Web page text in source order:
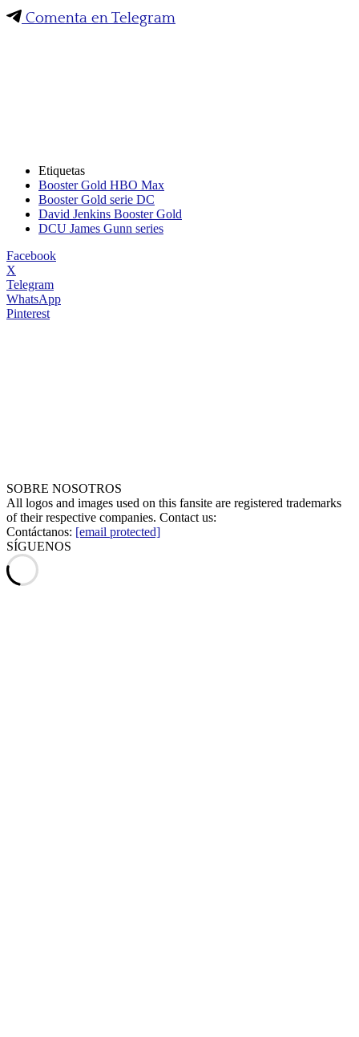
Comenta en Telegram
Etiquetas
Booster Gold HBO Max
Booster Gold serie DC
David Jenkins Booster Gold
DCU James Gunn series
Facebook
X
Telegram
WhatsApp
Pinterest
SOBRE NOSOTROS
All logos and images used on this fansite are registered trademarks
of their respective companies. Contact us:
Contáctanos: [email protected]
SÍGUENOS